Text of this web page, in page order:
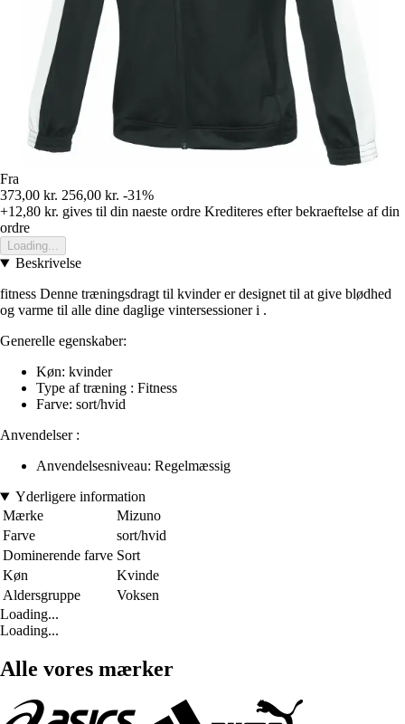
Fra
373,00 kr. 256,00 kr. -31%
+12,80 kr. gives til din naeste ordre Krediteres efter bekraeftelse af din
ordre
Loading...
Beskrivelse
fitness Denne træningsdragt til kvinder er designet til at give blødhed
og varme til alle dine daglige vintersessioner i .
Generelle egenskaber:
Køn: kvinder
Type af træning : Fitness
Farve: sort/hvid
Anvendelser :
Anvendelsesniveau: Regelmæssig
Yderligere information
Mærke
Mizuno
Farve
sort/hvid
Dominerende farve Sort
Køn
Kvinde
Aldersgruppe
Voksen
Loading...
Loading...
Alle vores mærker